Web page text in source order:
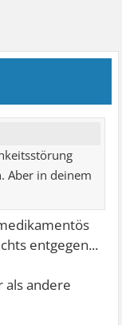
Aber in deinem
entgegen...
als andere